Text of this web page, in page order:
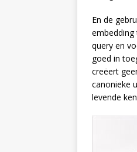
En de
query en
goed in
creëert
canonieke
levende